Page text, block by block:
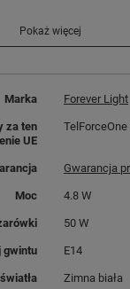
Pokaż więcej
Marka Forever Light
za ten
UE
TelForceOne
Gwarancja
Moc 4.8 W
50 W
gwintu E14
Zimna biała